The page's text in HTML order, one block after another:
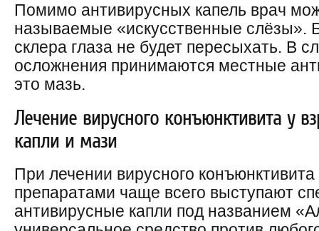
Помимо антивирусных капель врач
называемые «искусственные слёзы».
склера глаза не будет пересыхать. В
осложнения принимаются местные
это мазь.
Лечение вирусного конъюнктивита у
капли и мази
При лечении вирусного
препаратами чаще всего выступают
антивирусные капли под названием